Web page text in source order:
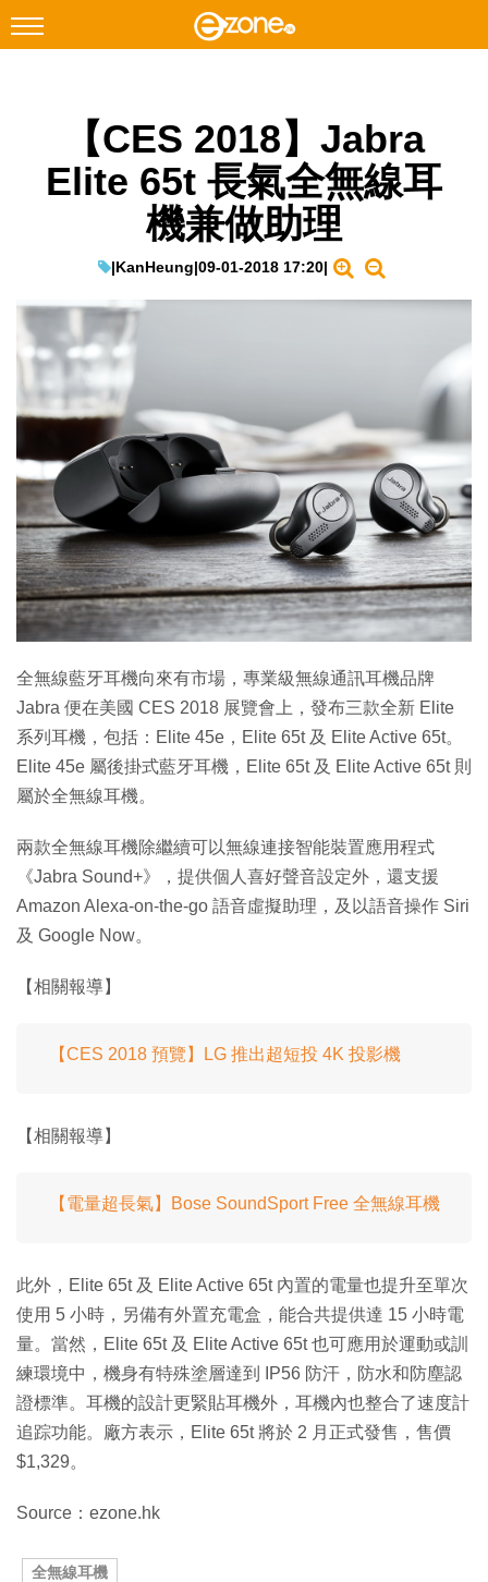
Facebook Instagram
科技焦點
教學評測
EduTech
IT Times
生成式AI與雲端應用
Enterprise Digital Transformation
特集
【CES 2018】Jabra
Elite 65t 長氣全無線耳
機兼做助理
|KanHeung|09-01-2018 17:20|
全無線藍牙耳機向來有市場，專業級無線通訊耳機品牌
Jabra 便在美國 CES 2018 展覽會上，發布三款全新 Elite
系列耳機，包括：Elite 45e，Elite 65t 及 Elite Active 65t。
Elite 45e 屬後掛式藍牙耳機，Elite 65t 及 Elite Active 65t 則
屬於全無線耳機。
兩款全無線耳機除繼續可以無線連接智能裝置應用程式
《Jabra Sound+》，提供個人喜好聲音設定外，還支援
Amazon Alexa-on-the-go 語音虛擬助理，及以語音操作 Siri
及 Google Now。
【相關報導】
【CES 2018 預覽】LG 推出超短投 4K 投影機
【相關報導】
【電量超長氣】Bose SoundSport Free 全無線耳機
此外，Elite 65t 及 Elite Active 65t 內置的電量也提升至單次
使用 5 小時，另備有外置充電盒，能合共提供達 15 小時電
量。當然，Elite 65t 及 Elite Active 65t 也可應用於運動或訓
練環境中，機身有特殊塗層達到 IP56 防汗，防水和防塵認
證標準。耳機的設計更緊貼耳機外，耳機內也整合了速度計
追踪功能。廠方表示，Elite 65t 將於 2 月正式發售，售價
$1,329。
Source：ezone.hk
全無線耳機